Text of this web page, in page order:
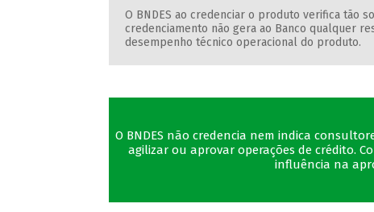
O BNDES ao credenciar o produto verifica tão
credenciamento não gera ao Banco qualquer
desempenho técnico operacional do produto.
O BNDES não credencia nem indica
agilizar ou aprovar operações de crédito.
influência na